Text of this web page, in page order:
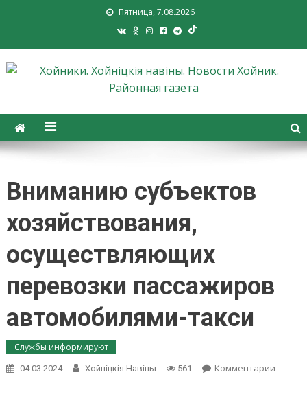
Пятница, 7.08.2026
Хойники. Хойнiцкiя навiны.
Новости Хойник. Районная
Вниманию субъектов
хозяйствования,
осуществляющих
перевозки пассажиров
автомобилями-такси
Службы информируют
04.03.2024 Хойнiцкiя Навiны 561 Комментарииon